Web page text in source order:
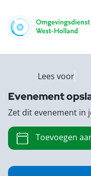
Lees voor
Evenement
Zet dit evenement in
Toevoegen